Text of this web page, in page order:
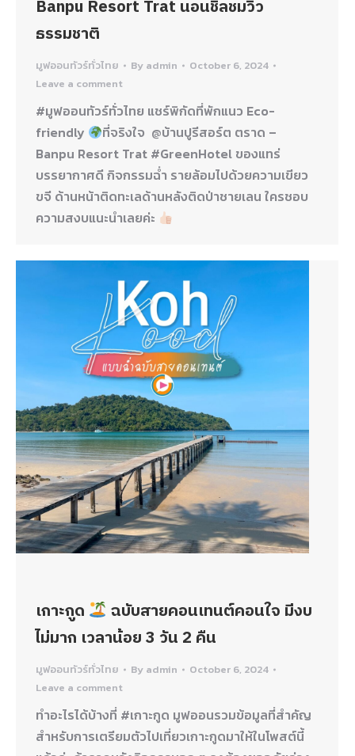
Banpu Resort Trat นอนชิลชมวิว
ธรรมชาติ
มูฟออนทัวร์ทั่วไทย By admin
October 6, 2024
Leave a comment
#มูฟออนทัวร์ทั่วไทย แชร์พิกัดที่พักแนว Eco-
friendly
ที่จริงใจ @บ้านปูรีสอร์ต ตราด –
Banpu Resort Trat #GreenHotel ของแทร่
บรรยากาศดี กิจกรรมฉ่ำ รายล้อมไปด้วยความเขียว
ขจี ด้านหน้าติดทะเลด้านหลังติดป่าชายเลน ใครชอบ
ความสงบแนะนำเลยค่ะ
เกาะกูด
ฉบับสายคอนเทนต์คอนใจ มีงบ
ไม่มาก เวลาน้อย 3 วัน 2 คืน
มูฟออนทัวร์ทั่วไทย By admin
October 6, 2024
Leave a comment
ทำอะไรได้บ้างที่ #เกาะกูด มูฟออนรวมข้อมูลที่สำคัญ
สำหรับการเตรียมตัวไปเที่ยวเกาะกูดมาให้ในโพสต์นี้